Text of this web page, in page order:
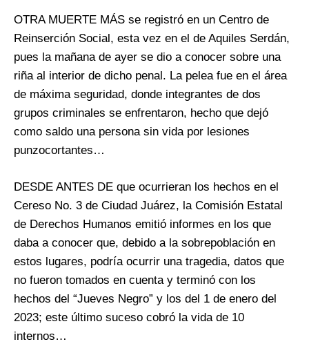
OTRA MUERTE MÁS se registró en un Centro de
Reinserción Social, esta vez en el de Aquiles Serdán,
pues la mañana de ayer se dio a conocer sobre una
riña al interior de dicho penal. La pelea fue en el área
de máxima seguridad, donde integrantes de dos
grupos criminales se enfrentaron, hecho que dejó
como saldo una persona sin vida por lesiones
punzocortantes…
DESDE ANTES DE que ocurrieran los hechos en el
Cereso No. 3 de Ciudad Juárez, la Comisión Estatal
de Derechos Humanos emitió informes en los que
daba a conocer que, debido a la sobrepoblación en
estos lugares, podría ocurrir una tragedia, datos que
no fueron tomados en cuenta y terminó con los
hechos del “Jueves Negro” y los del 1 de enero del
2023; este último suceso cobró la vida de 10
internos…